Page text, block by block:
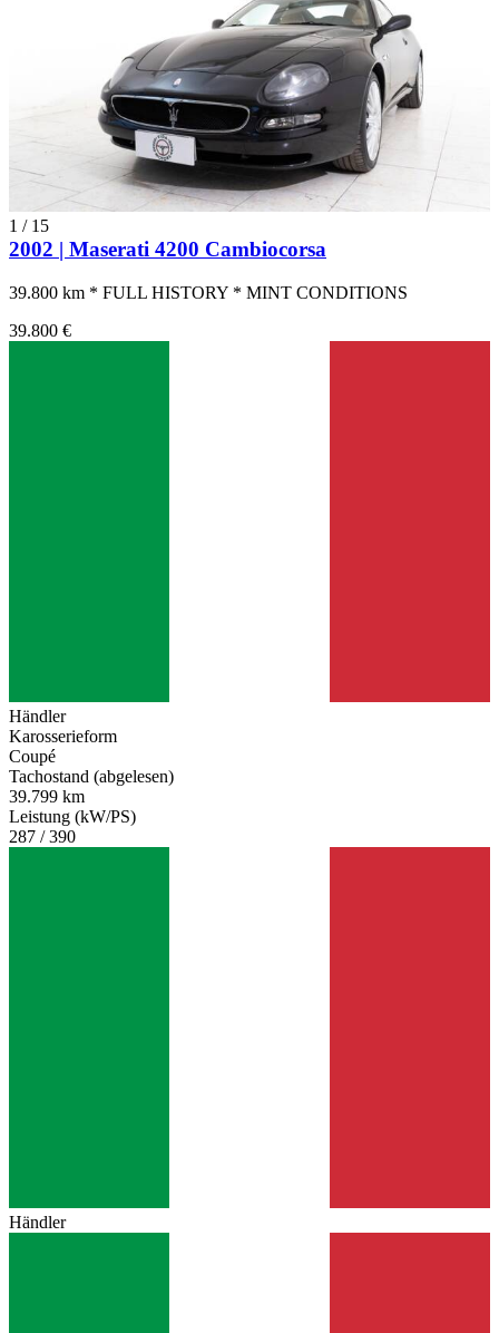
1 / 15
2002 | Maserati 4200 Cambiocorsa
39.800 km * FULL HISTORY * MINT CONDITIONS
39.800 €
Händler
Karosserieform
Coupé
Tachostand (abgelesen)
39.799 km
Leistung (kW/PS)
287 / 390
Händler